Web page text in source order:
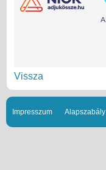
Vissza
Impresszum Alapszabály